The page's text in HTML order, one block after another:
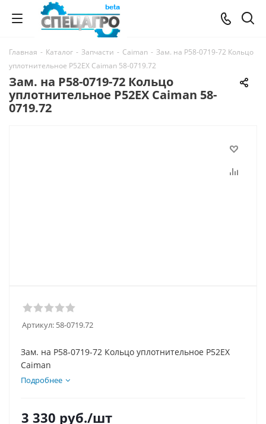
Главная - Каталог - Запчасти - Caiman - Зам. на P58-0719-72 Кольцо
уплотнительное P52EX Caiman 58-0719.72
Зам. на P58-0719-72 Кольцо
уплотнительное P52EX Caiman 58-
0719.72
Артикул: 58-0719.72
Зам. на P58-0719-72 Кольцо уплотнительное P52EX
Caiman
Подробнее
3 330 руб./шт